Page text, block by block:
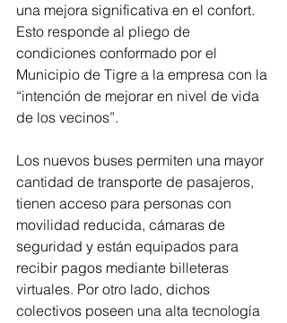
una mejora significativa en el confort.
Esto responde al pliego de
condiciones conformado por el
Municipio de Tigre a la empresa con la
“intención de mejorar en nivel de vida
de los vecinos”.
Los nuevos buses permiten una mayor
cantidad de transporte de pasajeros,
tienen acceso para personas con
movilidad reducida, cámaras de
seguridad y están equipados para
recibir pagos mediante billeteras
virtuales. Por otro lado, dichos
colectivos poseen una alta tecnología